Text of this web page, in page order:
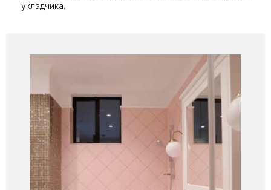
укладчика.